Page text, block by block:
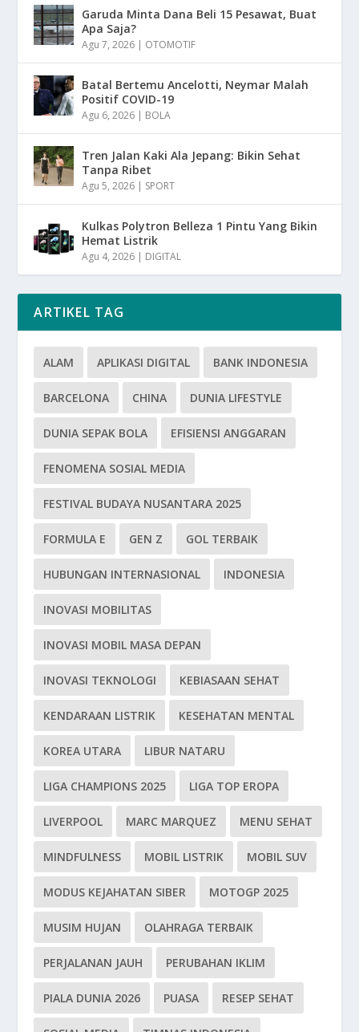
Garuda Minta Dana Beli 15 Pesawat, Buat
Apa Saja?
Agu 7, 2026 | OTOMOTIF
Batal Bertemu Ancelotti, Neymar Malah
Positif COVID-19
Agu 6, 2026 | BOLA
Tren Jalan Kaki Ala Jepang: Bikin Sehat
Tanpa Ribet
Agu 5, 2026 | SPORT
Kulkas Polytron Belleza 1 Pintu Yang Bikin
Hemat Listrik
Agu 4, 2026 | DIGITAL
ARTIKEL TAG
ALAM APLIKASI DIGITAL BANK INDONESIA
BARCELONA CHINA DUNIA LIFESTYLE
DUNIA SEPAK BOLA EFISIENSI ANGGARAN
FENOMENA SOSIAL MEDIA
FESTIVAL BUDAYA NUSANTARA 2025
FORMULA E GEN Z GOL TERBAIK
HUBUNGAN INTERNASIONAL INDONESIA
INOVASI MOBILITAS
INOVASI MOBIL MASA DEPAN
INOVASI TEKNOLOGI KEBIASAAN SEHAT
KENDARAAN LISTRIK KESEHATAN MENTAL
KOREA UTARA LIBUR NATARU
LIGA CHAMPIONS 2025 LIGA TOP EROPA
LIVERPOOL MARC MARQUEZ MENU SEHAT
MINDFULNESS MOBIL LISTRIK MOBIL SUV
MODUS KEJAHATAN SIBER MOTOGP 2025
MUSIM HUJAN OLAHRAGA TERBAIK
PERJALANAN JAUH PERUBAHAN IKLIM
PIALA DUNIA 2026 PUASA RESEP SEHAT